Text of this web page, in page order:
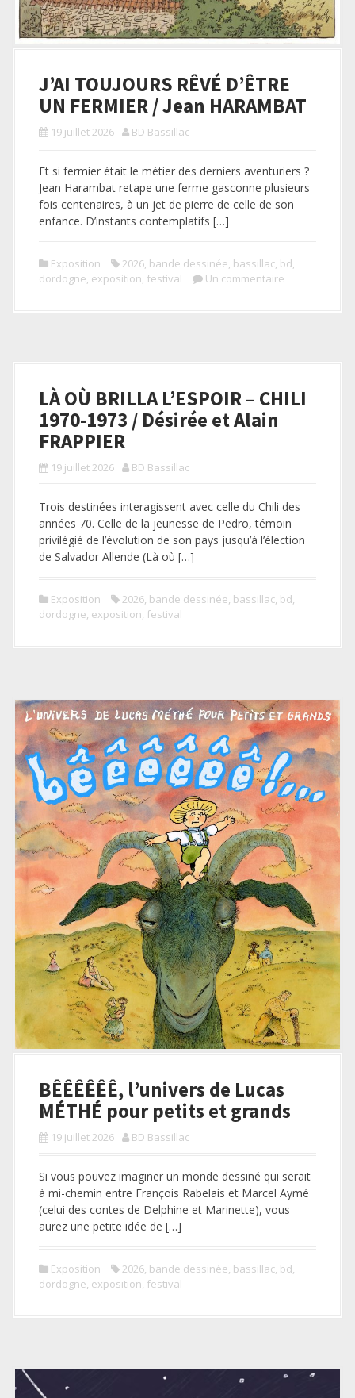
J’AI TOUJOURS RÊVÉ D’ÊTRE
UN FERMIER / Jean HARAMBAT
19 juillet 2026 BD Bassillac
Et si fermier était le métier des derniers aventuriers ?
Jean Harambat retape une ferme gasconne plusieurs
fois centenaires, à un jet de pierre de celle de son
enfance. D’instants contemplatifs […]
Exposition 2026, bande dessinée, bassillac, bd,
dordogne, exposition, festival Un commentaire
LÀ OÙ BRILLA L’ESPOIR – CHILI
1970-1973 / Désirée et Alain
FRAPPIER
19 juillet 2026 BD Bassillac
Trois destinées interagissent avec celle du Chili des
années 70. Celle de la jeunesse de Pedro, témoin
privilégié de l’évolution de son pays jusqu’à l’élection
de Salvador Allende (Là où […]
Exposition 2026, bande dessinée, bassillac, bd,
dordogne, exposition, festival
BÊÊÊÊÊÊ, l’univers de Lucas
MÉTHÉ pour petits et grands
19 juillet 2026 BD Bassillac
Si vous pouvez imaginer un monde dessiné qui serait
à mi-chemin entre François Rabelais et Marcel Aymé
(celui des contes de Delphine et Marinette), vous
aurez une petite idée de […]
Exposition 2026, bande dessinée, bassillac, bd,
dordogne, exposition, festival